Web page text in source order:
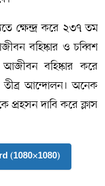
ক্ষেন্দ্র করে ২৩৭ তম
বহিষ্কার ও চব্বিশ
বহিষ্কার করে
তীব্র আন্দোলন। অনেক
প্রহসন দাবি করে ক্লাস
(1080×1080)